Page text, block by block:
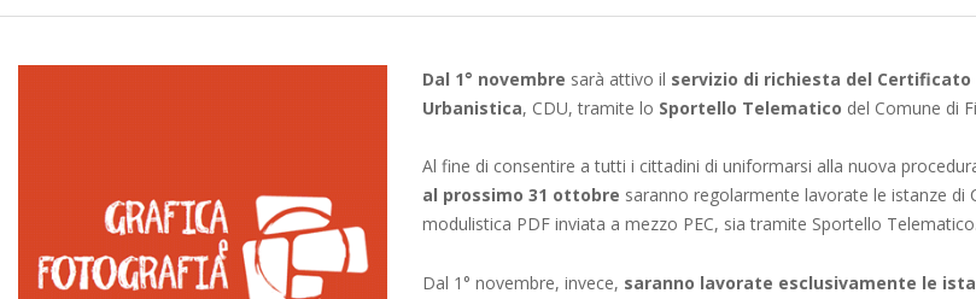
Dal 1° novembre sarà attivo il servizio di richiesta del Certificato
Urbanistica, CDU, tramite lo Sportello Telematico del Comune di
Al fine di consentire a tutti i cittadini di uniformarsi alla nuova
al prossimo 31 ottobre saranno regolarmente lavorate le istanze di
modulistica PDF inviata a mezzo PEC, sia tramite Sportello Telematico.
Dal 1° novembre, invece, saranno lavorate esclusivamente le